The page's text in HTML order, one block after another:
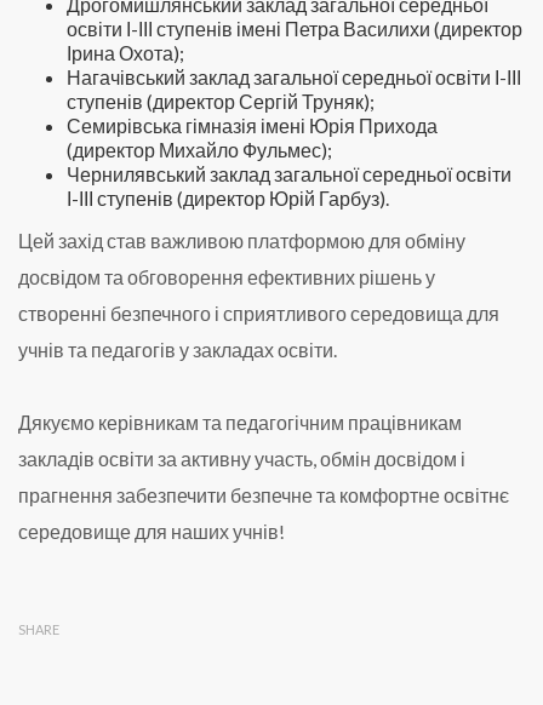
освіти І-ІІІ ступенів імені Петра Василихи (директор
Ірина Охота);
Нагачівський заклад загальної середньої освіти І-ІІІ
ступенів (директор Сергій Труняк);
Семирівська гімназія імені Юрія Прихода
(директор Михайло Фульмес);
Чернилявський заклад загальної середньої освіти
І-ІІІ ступенів (директор Юрій Гарбуз).
Цей захід став важливою платформою для обміну
досвідом та обговорення ефективних рішень у
створенні безпечного і сприятливого середовища для
учнів та педагогів у закладах освіти.
Дякуємо керівникам та педагогічним працівникам
закладів освіти за активну участь, обмін досвідом і
прагнення забезпечити безпечне та комфортне освітнє
середовище для наших учнів!
SHARE